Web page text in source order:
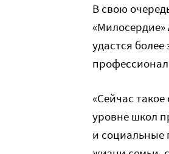
В свою
«Милосердие»
удастся
«Сейчас
уровне школ
и социальные